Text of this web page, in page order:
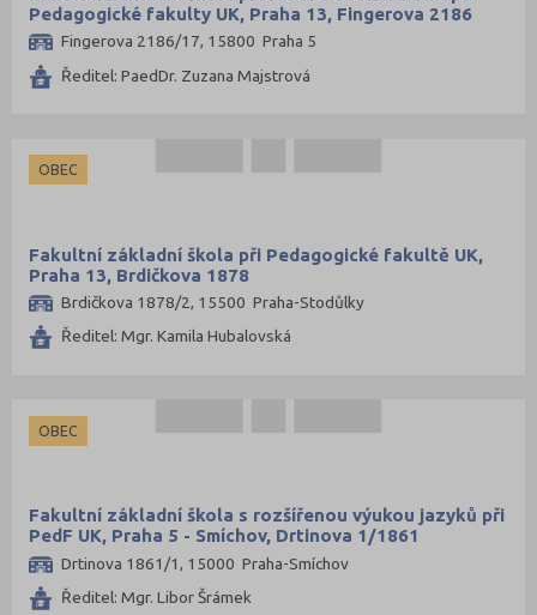
Pedagogické fakulty UK, Praha 13, Fingerova 2186
Fingerova 2186/17, 15800 Praha 5
Ředitel: PaedDr. Zuzana Majstrová
OBEC
Fakultní základní škola při Pedagogické fakultě UK,
Praha 13, Brdičkova 1878
Brdičkova 1878/2, 15500 Praha-Stodůlky
Ředitel: Mgr. Kamila Hubalovská
OBEC
Fakultní základní škola s rozšířenou výukou jazyků při
PedF UK, Praha 5 - Smíchov, Drtinova 1/1861
Drtinova 1861/1, 15000 Praha-Smíchov
Ředitel: Mgr. Libor Šrámek